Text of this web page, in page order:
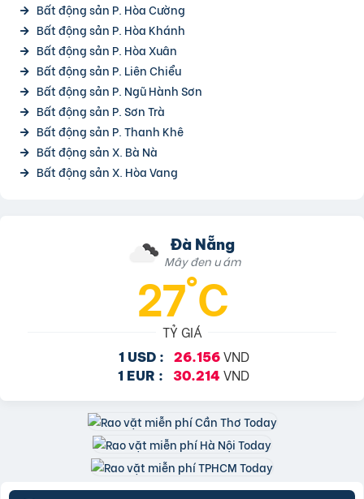
Bất động sản P. Hòa Cường
Bất động sản P. Hòa Khánh
Bất động sản P. Hòa Xuân
Bất động sản P. Liên Chiểu
Bất động sản P. Ngũ Hành Sơn
Bất động sản P. Sơn Trà
Bất động sản P. Thanh Khê
Bất động sản X. Bà Nà
Bất động sản X. Hòa Vang
Đà Nẵng
Mây đen u ám
27°C
TỶ GIÁ
1 USD : 26.156VND
1 EUR : 30.214 VND